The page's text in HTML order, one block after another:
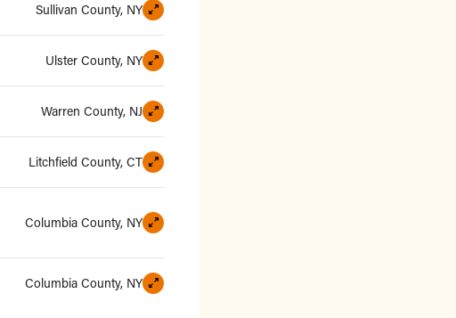
Sullivan County, NY
Ulster County, NY
Warren County, NJ
Litchfield County, CT
Columbia County, NY
Columbia County, NY